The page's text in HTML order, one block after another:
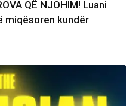
QË NJOHIM! Luani
miqësoren kundër